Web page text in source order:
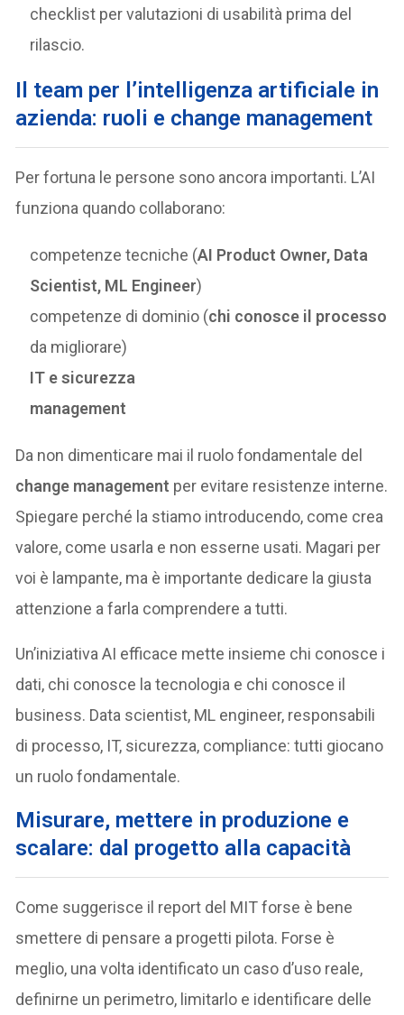
checklist per valutazioni di usabilità prima del
rilascio.
Il team per l’intelligenza artificiale in
azienda: ruoli e change management
Per fortuna le persone sono ancora importanti. L’AI
funziona quando collaborano:
competenze tecniche (AI Product Owner, Data
Scientist, ML Engineer)
competenze di dominio (chi conosce il processo
da migliorare)
IT e sicurezza
management
Da non dimenticare mai il ruolo fondamentale del
change management per evitare resistenze interne.
Spiegare perché la stiamo introducendo, come crea
valore, come usarla e non esserne usati. Magari per
voi è lampante, ma è importante dedicare la giusta
attenzione a farla comprendere a tutti.
Un’iniziativa AI efficace mette insieme chi conosce i
dati, chi conosce la tecnologia e chi conosce il
business. Data scientist, ML engineer, responsabili
di processo, IT, sicurezza, compliance: tutti giocano
un ruolo fondamentale.
Misurare, mettere in produzione e
scalare: dal progetto alla capacità
Come suggerisce il report del MIT forse è bene
smettere di pensare a progetti pilota. Forse è
meglio, una volta identificato un caso d’uso reale,
definirne un perimetro, limitarlo e identificare delle